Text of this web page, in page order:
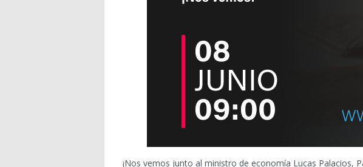
¡Nos vemos junto al ministro de economía Lucas Palacios,